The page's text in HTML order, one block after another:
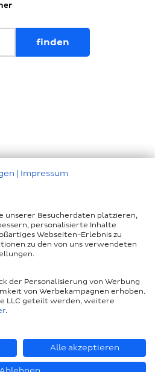
| Impressum
unserer Besucherdaten platzieren,
personalisierte Inhalte
Webseiten-Erlebnis zu
zu den von uns verwendeten
der Personalisierung von Werbung
von Werbekampagnen erhoben.
LLC geteilt werden, weitere
.
Alle akzeptieren